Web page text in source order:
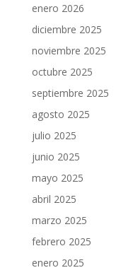
enero 2026
diciembre 2025
noviembre 2025
octubre 2025
septiembre 2025
agosto 2025
julio 2025
junio 2025
mayo 2025
abril 2025
marzo 2025
febrero 2025
enero 2025